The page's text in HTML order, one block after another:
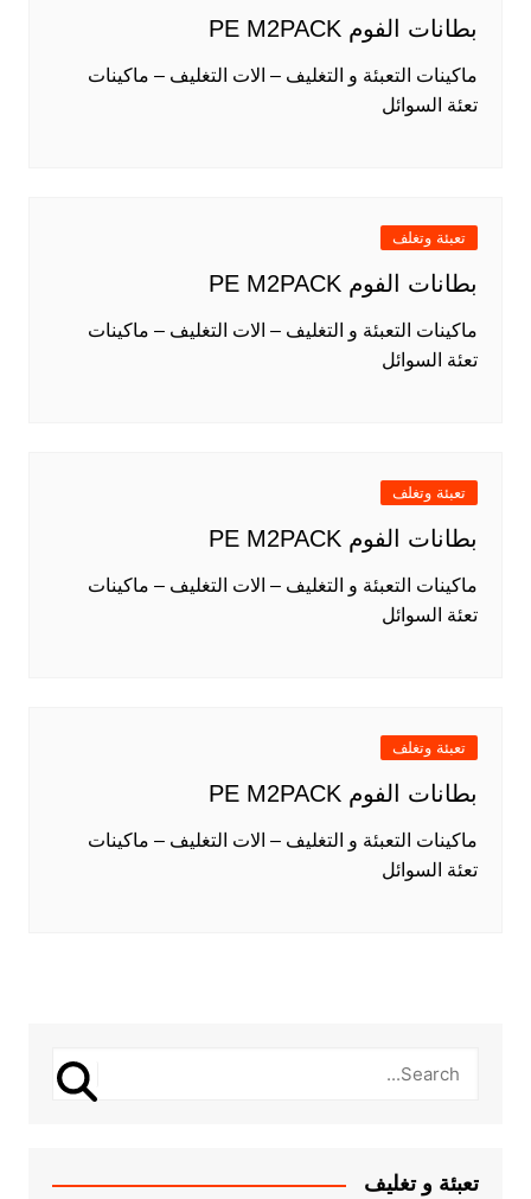
بطانات الفوم PE M2PACK
ماكينات التعبئة و التغليف – الات التغليف – ماكينات
تعئة السوائل
تعبئة وتغلف
بطانات الفوم PE M2PACK
ماكينات التعبئة و التغليف – الات التغليف – ماكينات
تعئة السوائل
تعبئة وتغلف
بطانات الفوم PE M2PACK
ماكينات التعبئة و التغليف – الات التغليف – ماكينات
تعئة السوائل
تعبئة وتغلف
بطانات الفوم PE M2PACK
ماكينات التعبئة و التغليف – الات التغليف – ماكينات
تعئة السوائل
تعبئة و تغليف